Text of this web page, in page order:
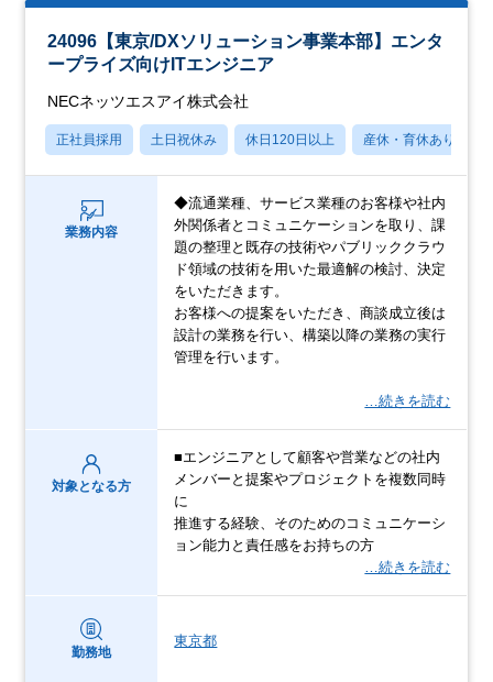
24096【東京/DXソリューション事業本部】エンタ
ープライズ向けITエンジニア
NECネッツエスアイ株式会社
正社員採用 土日祝休み 休日120日以上 産休・育休あり
業務内容
◆流通業種、サービス業種のお客様や社内
外関係者とコミュニケーションを取り、課
題の整理と既存の技術やパブリッククラウ
ド領域の技術を用いた最適解の検討、決定
をいただきます。
お客様への提案をいただき、商談成立後は
設計の業務を行い、構築以降の業務の実行
管理を行います。
…続きを読む
対象となる方
■エンジニアとして顧客や営業などの社内
メンバーと提案やプロジェクトを複数同時
に
推進する経験、そのためのコミュニケーシ
ョン能力と責任感をお持ちの方
…続きを読む
勤務地
東京都